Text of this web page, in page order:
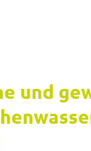
und